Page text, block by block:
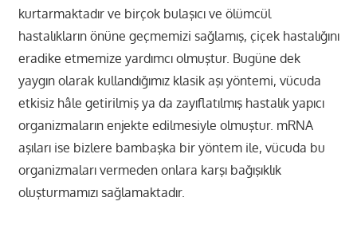
kurtarmaktadır ve birçok bulaşıcı ve ölümcül
hastalıkların önüne geçmemizi sağlamış, çiçek hastalığını
eradike etmemize yardımcı olmuştur. Bugüne dek
yaygın olarak kullandığımız klasik aşı yöntemi, vücuda
etkisiz hâle getirilmiş ya da zayıflatılmış hastalık yapıcı
organizmaların enjekte edilmesiyle olmuştur. mRNA
aşıları ise bizlere bambaşka bir yöntem ile, vücuda bu
organizmaları vermeden onlara karşı bağışıklık
oluşturmamızı sağlamaktadır.